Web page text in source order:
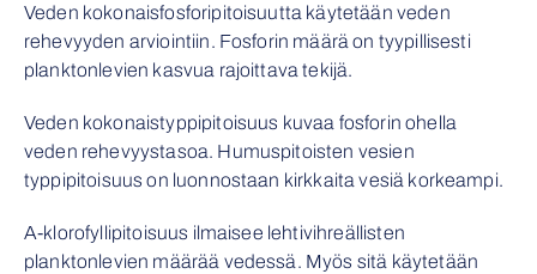
Veden kokonaisfosforipitoisuutta käytetään veden
rehevyyden arviointiin. Fosforin määrä on tyypillisesti
planktonlevien kasvua rajoittava tekijä.
Veden kokonaistyppipitoisuus kuvaa fosforin ohella
veden rehevyystasoa. Humuspitoisten vesien
typpipitoisuus on luonnostaan kirkkaita vesiä korkeampi.
A-klorofyllipitoisuus ilmaisee lehtivihreällisten
planktonlevien määrää vedessä. Myös sitä käytetään